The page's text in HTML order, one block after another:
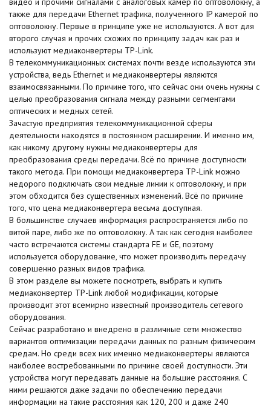
также для передачи Ethernet трафика, полученного IP камерой по
оптоволокну. Первые в принципе уже не используются. А вот для
второго случая и прочих схожих по принципу задач как раз и
используют медиаконвертеры TP-Link.
В телекоммуникационных системах почти везде используются эти
устройства, ведь Ethernet и медиаконвертеры являются
взаимосвязанными. По причине того, что сейчас они очень нужны с
целью преобразования сигнала между разными сегментами
оптических и медных сетей.
Зачастую предприятия телекоммуникационной сферы
деятельности находятся в постоянном расширении. И именно им,
как никому другому нужны медиаконвертеры для
преобразования среды передачи. Всё по причине доступности
такого метода. При помощи медиаконвертера TP-Link можно
недорого подключать свои медные линии к оптоволокну, и при
этом обходится без существенных изменений. Всё по причине
того, что цена медиаконвертера весьма доступная.
В большинстве случаев информация распространяется либо по
витой паре, либо же по оптоволокну. А так как сегодня наиболее
часто встречаются системы стандарта FE и GE, поэтому
используется оборудование, что может производить передачу
совершенно разных видов трафика.
В этом разделе вы можете посмотреть, выбрать и купить
медиаконвертер TP-Link любой модификации, которые
производит этот всемирно известный производитель сетевого
оборудования.
Сейчас разработано и внедрено в различные сети множество
вариантов оптимизации передачи данных по разным физическим
средам. Но среди всех них именно медиаконвертеры являются
наиболее востребованными по причине своей доступности. Эти
устройства могут передавать данные на большие расстояния. С
ними решаются даже задачи по обеспечению передачи
информации на такие расстояния как 120, 200 и даже 240